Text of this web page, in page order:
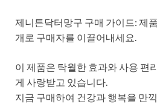
제니튼닥터망구 구매 가이드: 제
개로 구매자를 이끌어내세요.
이 제품은 탁월한 효과와 사용 편
게 사랑받고 있습니다.
지금 구매하여 건강과 행복을 만